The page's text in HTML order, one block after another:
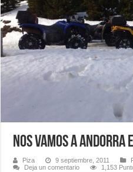
Nos vamos a Andorra
Piza 9 septiembre, 2011
Deja un comentario
1,153